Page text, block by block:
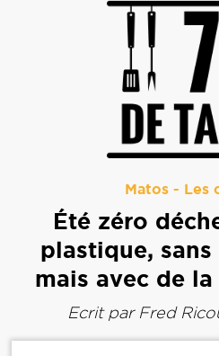
Matos- Les
Été zéro
plastique, sans
mais avec de
Ecrit par Fred